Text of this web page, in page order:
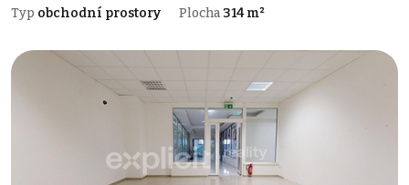
Typ obchodní prostory Plocha 314 m²